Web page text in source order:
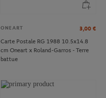
ONEART 3,00 €
Carte Postale RG 1988 10.5x14.8
cm Oneart x Roland-Garros - Terre
battue